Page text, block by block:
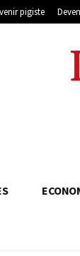
pigiste